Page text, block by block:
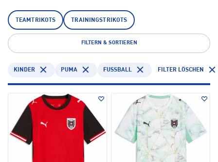
TEAMTRIKOTS TRAININGSTRIKOTS
FILTERN & SORTIEREN
KINDER PUMA FUSSBALL FILTER LÖSCHEN